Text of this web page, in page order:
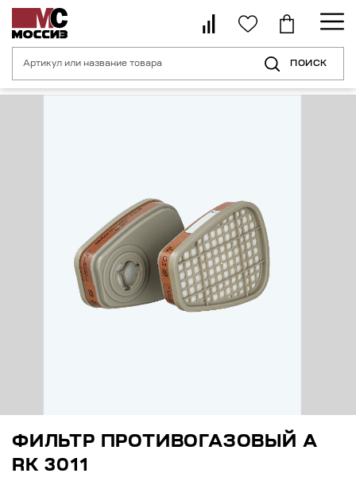
ПОИСК
Главная страница Средства индивидуальной защиты
ФИЛЬТР ПРОТИВОГАЗОВЫЙ А
RK 3011